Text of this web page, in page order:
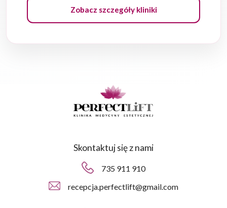
Zobacz szczegóły kliniki
Skontaktuj się z nami
735 911 910
recepcja.perfectlift@gmail.com